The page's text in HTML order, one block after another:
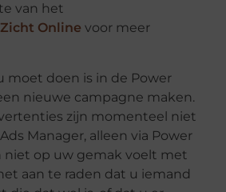
van het
Zicht Online voor meer
moet doen is in de Power
nieuwe campagne maken.
zijn momenteel niet
Manager, alleen via Power
niet op uw gemak voelt met
aan te raden dat u iemand